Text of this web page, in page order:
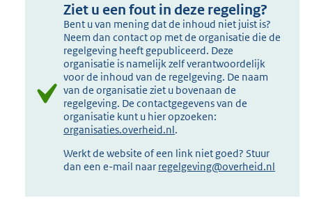
Ziet u een fout in deze regeling?
Bent u van mening dat de inhoud niet juist is?
Neem dan contact op met de organisatie die de
regelgeving heeft gepubliceerd. Deze
organisatie is namelijk zelf verantwoordelijk
voor de inhoud van de regelgeving. De naam
van de organisatie ziet u bovenaan de
regelgeving. De contactgegevens van de
organisatie kunt u hier opzoeken:
organisaties.overheid.nl.
Werkt de website of een link niet goed? Stuur
dan een e-mail naar regelgeving@overheid.nl